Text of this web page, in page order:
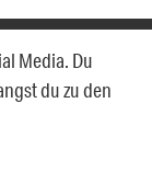
Media. Du
du zu den